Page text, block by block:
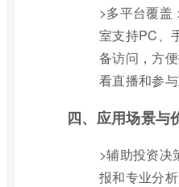
>多平台覆盖
室支持PC、
备访问，方
看直播和参与
四、应用场景与
>辅助投资决
报和专业分